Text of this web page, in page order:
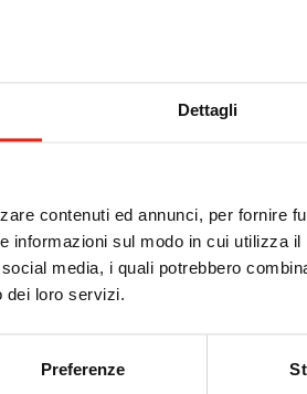
Dettagli
contenuti ed annunci, per fornire
informazioni sul modo in cui utilizza
media, i quali potrebbero
dei loro servizi.
Preferenze
e processi di rettifica/
avviene all’interno di
una
di tutti i parametri di sicurezza
nuova release.